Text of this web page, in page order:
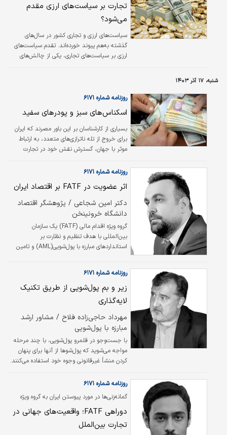
تجارت بر سیاست‌های ارزی مقدم
می‌شود؟
سیاست‌های ارزی و تجاری کشور در سال‌های
گذشته به‌هم پیوند خورده‏‏‏‏‏‏‌اند. تقدم سیاست‌های
ارزی بر سیاست‌های تجاری، یکی از چالش‌های
خریدوفروش دلار، امید به‌کارآیی نظام ارزی، تقویت
کرده‌است. بااین‏‏‏‏‏‏‌وجود نباید فراموش کرد که علت
فروپاشی سامانه نیما، ناترازی بانک‌ها و شوک
تورمی حاصل از آن بود که دولت را ملزم به مداخله
در مکانیزم قیمت کرد. حال…
شنبه، ۱۷ آذر ۱۴۰۳
روزنامه شماره ۶۱۷۱
اسکناس‌های سبز و پودرهای سفید
بسیاری از کارشناسان بر این باور مصرند که ایران
برای خروج از تله ناترازی‌های متعدد، به ارتباط
موثر با جهان، گسترش نقش خود در تجارت
دارد. به ‌همین منظور نیز پیوستن دوباره کشور به
بالایی برخوردار است. در بخش اقتصاد حرکت در
مسیر قواعد جهانی ضرورت دارد. برای نمونه
سیستم بانکداری ایران، از نظام بانکداری بین‌المللی
جامانده است و حتی در صورتی که همه
محدودیت‌های تحریمی همین الان حذف شود، باز
هم زمان زیادی نیاز است…
روزنامه شماره ۶۱۷۱
اثر عضویت در FATF بر اقتصاد ایران
دکتر امین شجاعی / پژوهشگر اقتصاد
دانشگاه خرونینخن
گروه ویژه اقدام مالی (FATF) یک سازمان
بین‌المللی با هدف تنظیم و نظارت بر
استانداردهای مبارزه با پول‌‌‌شویی(AML) و تامین
زیرساخت‌‌‌های نظارتی، نقشی کلیدی در تسهیل
تعاملات اقتصادی و بانکی در سطح جهانی ایفا
امکان را می‌دهد که با کاهش ریسک‌‌‌های ناشی از
جرائم مالی و افزایش اعتماد بین‌المللی به نظام
اقتصادی، از فرصت‌‌‌های بیشتر در جذب
سرمایه‌گذاری و تجارت بین‌المللی بهره‌‌‌مند شو…
روزنامه شماره ۶۱۷۱
زیر و بم پول‌شویی از طریق تکنیک
لایه‏‏‌گذاری
مهرداد حاجی‌زاده فلاح / مشاور ارشد
مبارزه با پول‌شویی
با جست‌وجو در قلمرو پول‌شویی، با چند مرحله
مواجه می‌شوید که پول‌شو‌ها از آنها برای پنهان
کردن منشأ غیرقانونی وجوه خود استفاده می‌کنند.
که در خدمت تعمیق پیچیدگی طرح‌‌‌های پول‌شویی
است.
گمانه‌زنی‌ها در مورد پیوستن ایران به گروه ویژه
اقدام مالی بالا گرفت؛
روزنامه شماره ۶۱۷۱
دوراهی FATF؛ واقعیت‌های جهانی در
تجارت بین‌الملل